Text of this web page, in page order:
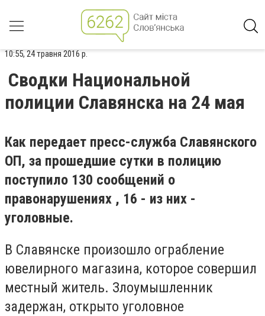
10:55, 24 травня 2016 р.
Сводки Национальной
полиции Славянска на 24 мая
Как передает пресс-служба Славянского
ОП, за прошедшие сутки в полицию
поступило 130 сообщений о
правонарушениях , 16 - из них -
уголовные.
В Славянске произошло ограбление
ювелирного магазина, которое совершил
местный житель. Злоумышленник
задержан, открыто уголовное